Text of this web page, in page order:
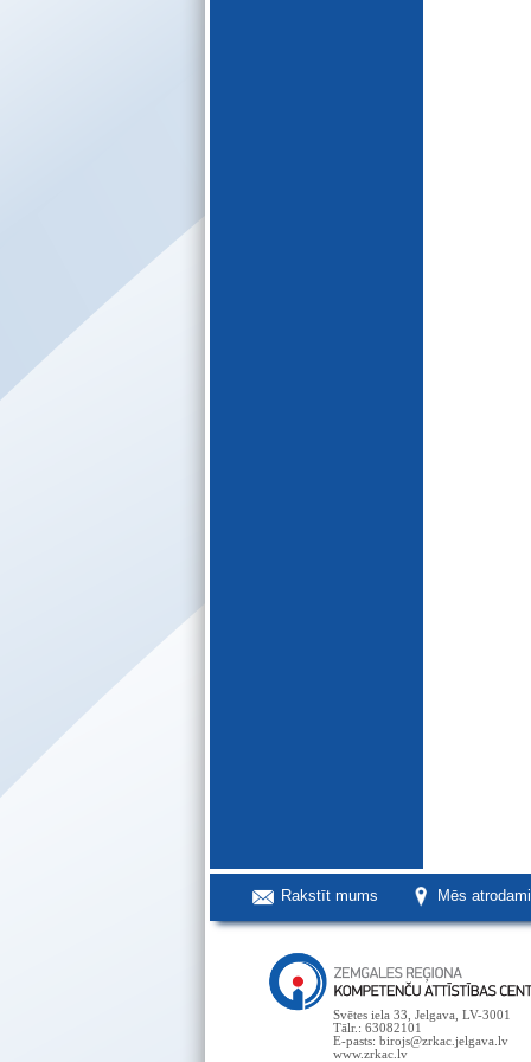
Rakstīt mums Mēs
Svētes iela 33, Jelgava, LV-3001
Tālr.: 63082101
E-pasts: birojs@zrkac.jelgava.lv
www.zrkac.lv